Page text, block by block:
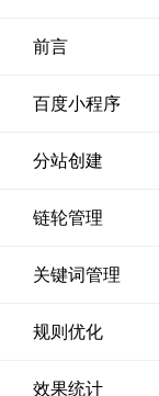
前言
百度小程序
分站创建
链轮管理
关键词管理
规则优化
效果统计